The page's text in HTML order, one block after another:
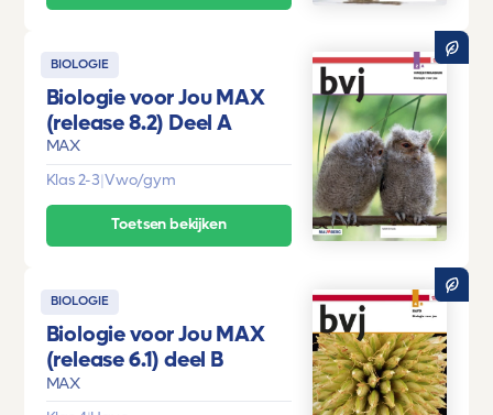
BIOLOGIE
Biologie voor Jou MAX
(release 8.2) Deel A
MAX
Klas 2-3 Vwo/gym
Toetsen bekijken
BIOLOGIE
Biologie voor Jou MAX
(release 6.1) deel B
MAX